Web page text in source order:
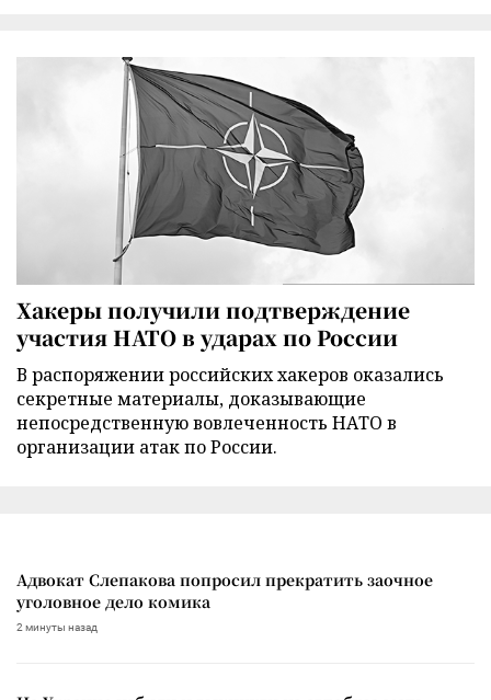
Хакеры получили подтверждение
участия НАТО в ударах по России
В распоряжении российских хакеров оказались
секретные материалы, доказывающие
непосредственную вовлеченность НАТО в
организации атак по России.
Адвокат Слепакова попросил прекратить заочное
уголовное дело комика
2 минуты назад